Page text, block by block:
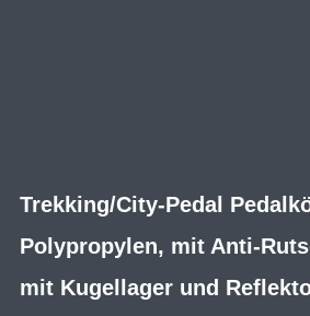
Trekking/City-Pedal
Polypropylen, mit Anti-
mit Kugellager und